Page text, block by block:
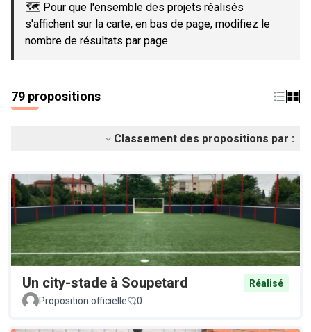
🗺️ Pour que l'ensemble des projets réalisés
s'affichent sur la carte, en bas de page, modifiez le
nombre de résultats par page.
79 propositions
Classement des propositions par :
Un city-stade à Soupetard
Réalisé
Proposition officielle
0